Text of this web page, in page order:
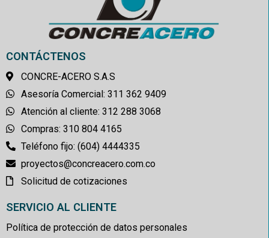
CONTÁCTENOS
CONCRE-ACERO S.A.S
Asesoría Comercial: 311 362 9409
Atención al cliente: 312 288 3068
Compras: 310 804 4165
Teléfono fijo: (604) 4444335
proyectos@concreacero.com.co
Solicitud de cotizaciones
SERVICIO AL CLIENTE
Política de protección de datos personales